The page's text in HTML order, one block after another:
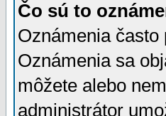
Čo sú to
Oznámenia
Oznámenia sa
môžete alebo
administrátor